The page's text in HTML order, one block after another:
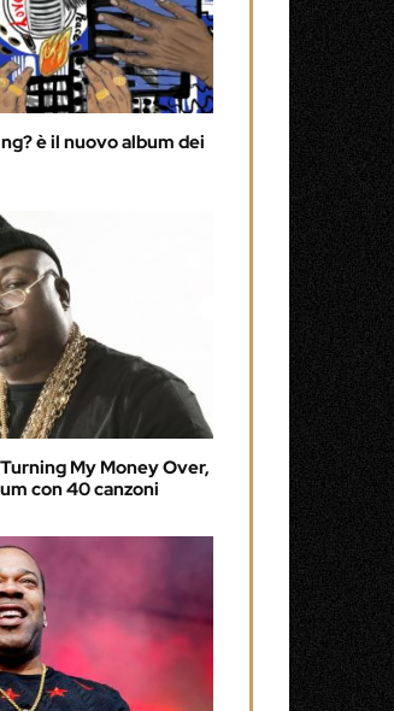
è il nuovo album dei
My Money Over,
con 40 canzoni